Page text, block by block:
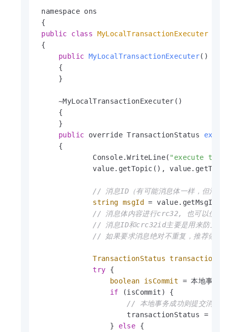
namespace ons
{
public
class MyLocalTransactionExecuter
{
public MyLocalTransactionExecuter()
     {
     }
     ~MyLocalTransactionExecuter()
     {
     }
public override TransactionStatus
     {
             Console.WriteLine(
"execute
value.getTopic(),
// 消息ID（有可能消息体一样，但消息
string msgId =
// 消息体内容进行crc32, 也可以使用其
// 消息ID和crc32id主要是用来防止消
// 如果要求消息绝对不重复，推荐做法
TransactionStatus
try {
boolean
isCommit = 本地事务
if (isCommit) {
// 本地事务成功则提交消息。
transactionStatus =
                 }
else {